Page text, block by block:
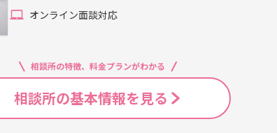
オンライン面談対応
相談所の特徴、料金プランがわかる
相談所の基本情報を見る